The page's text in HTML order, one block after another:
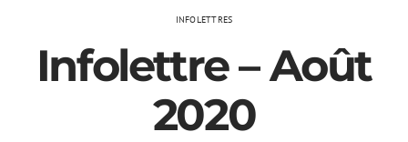
INFOLETTRES
Infolettre – Août
2020